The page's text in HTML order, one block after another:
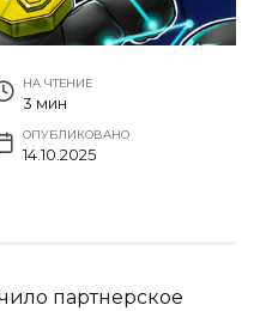
НА ЧТЕНИЕ
3 мин
ОПУБЛИКОВАНО
14.10.2025
партнерское